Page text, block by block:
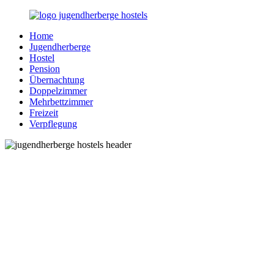
Zurück
Inhalt
Jugendherberge-
Hostels.de
Reisen
junge
jung
gebliebene
Menschen
Home
Jugendherberge
Hostel
Pension
Übernachtung
Doppelzimmer
Mehrbettzimmer
Freizeit
Verpflegung